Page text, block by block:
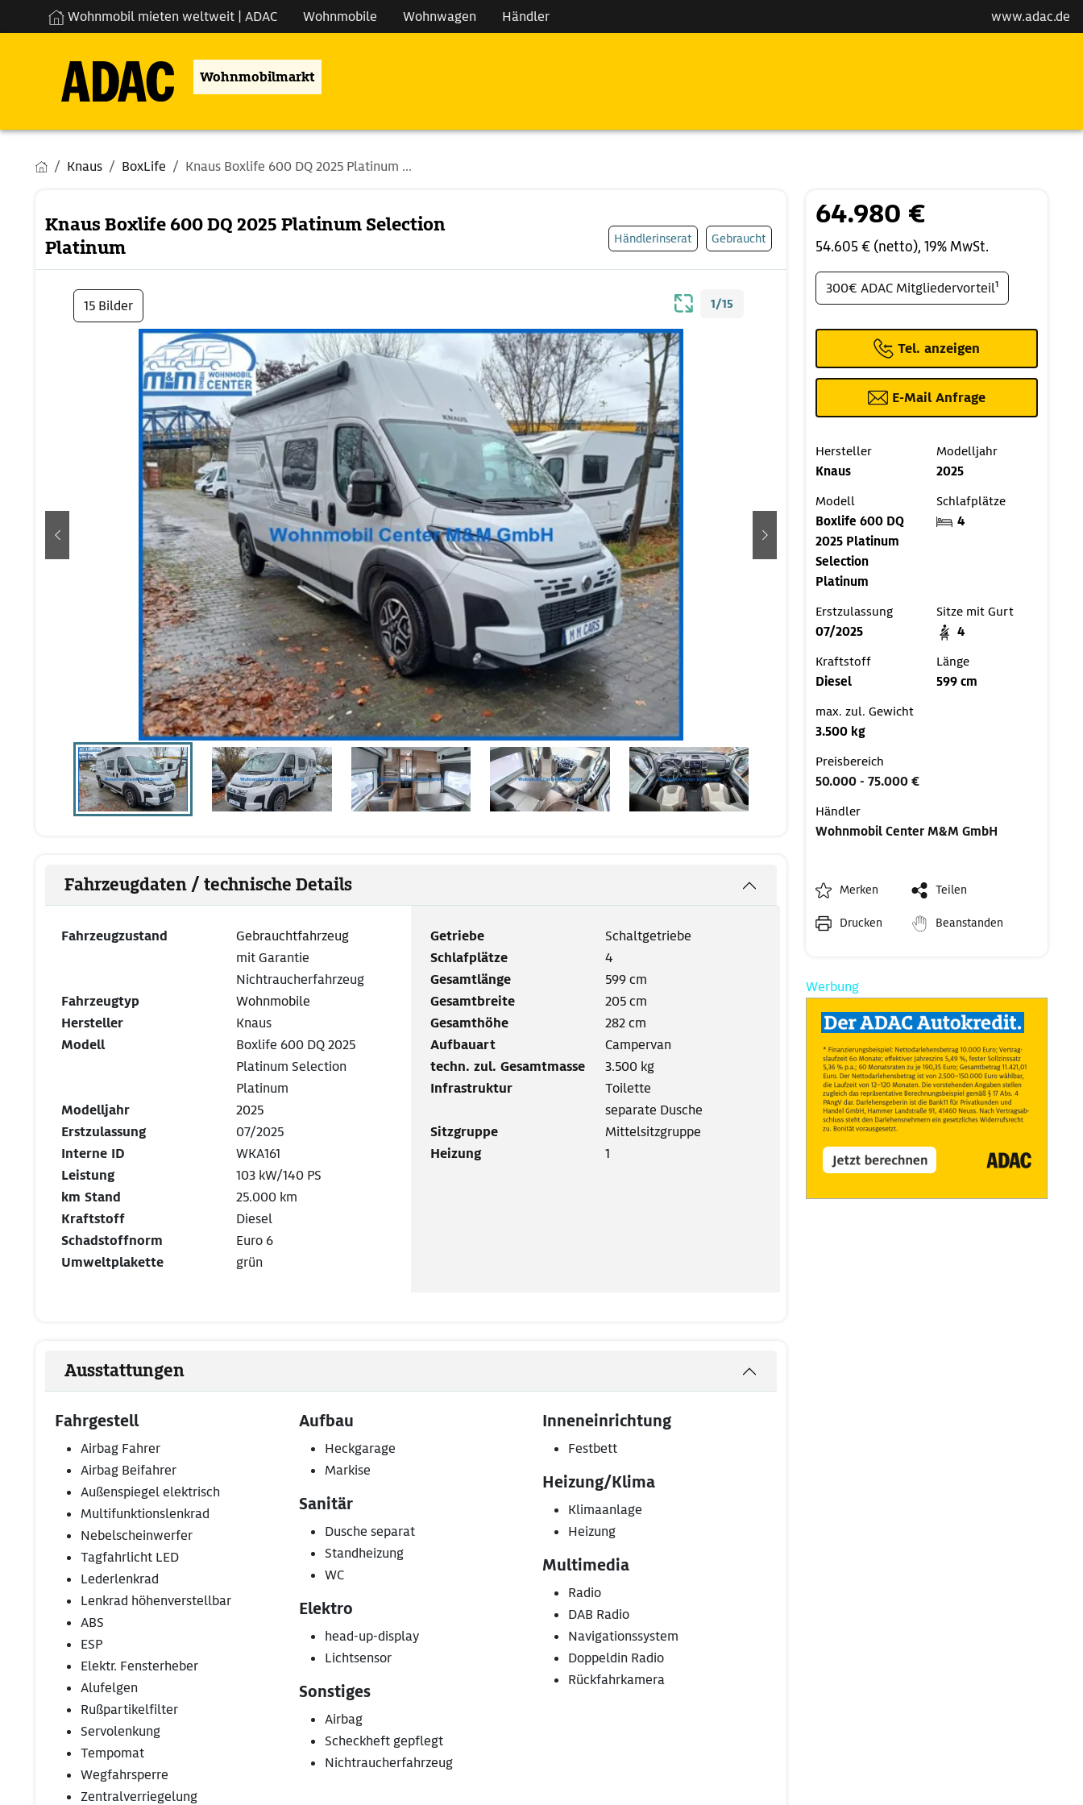
Wohnmobil mieten weltweit | ADAC Wohnmobile Wohnwagen Händler www.adac.de
Wohnmobilmarkt
Knaus BoxLife Knaus Boxlife 600 DQ 2025 Platinum ...
Knaus Boxlife 600 DQ 2025 Platinum Selection
Platinum
Händlerinserat Gebraucht
15 Bilder 1/15
zurück weiter
Fahrzeugdaten / technische Details
Fahrzeugzustand
Gebrauchtfahrzeug
mit Garantie
Nichtraucherfahrzeug
Fahrzeugtyp
Wohnmobile
Hersteller
Knaus
Modell
Boxlife 600 DQ 2025
Platinum Selection
Platinum
Modelljahr
2025
Erstzulassung
07/2025
Interne ID
WKA161
Leistung
103 kW/140 PS
km Stand
25.000 km
Kraftstoff
Diesel
Schadstoffnorm
Euro 6
Umweltplakette
grün
Getriebe
Schaltgetriebe
Schlafplätze
4
Gesamtlänge
599 cm
Gesamtbreite
205 cm
Gesamthöhe
282 cm
Aufbauart
Campervan
techn. zul. Gesamtmasse
3.500 kg
Infrastruktur
Toilette
separate Dusche
Sitzgruppe
Mittelsitzgruppe
Heizung
1
Ausstattungen
Fahrgestell
Airbag Fahrer
Airbag Beifahrer
Außenspiegel elektrisch
Multifunktionslenkrad
Nebelscheinwerfer
Tagfahrlicht LED
Lederlenkrad
Lenkrad höhenverstellbar
ABS
ESP
Elektr. Fensterheber
Alufelgen
Rußpartikelfilter
Servolenkung
Tempomat
Wegfahrsperre
Zentralverriegelung
Aufbau
Heckgarage
Markise
Inneneinrichtung
Festbett
Heizung/Klima
Klimaanlage
Heizung
Sanitär
Dusche separat
Standheizung
WC
Multimedia
Radio
DAB Radio
Navigationssystem
Doppeldin Radio
Rückfahrkamera
Elektro
head-up-display
Lichtsensor
Sonstiges
Airbag
Scheckheft gepflegt
Nichtraucherfahrzeug
64.980 €
54.605 € (netto), 19% MwSt.
300€ ADAC Mitgliedervorteil¹
Tel. anzeigen
E-Mail Anfrage
Hersteller
Knaus
Modelljahr
2025
Modell
Boxlife 600 DQ
2025 Platinum
Selection
Platinum
Schlafplätze
4
Erstzulassung
07/2025
Sitze mit Gurt
4
Kraftstoff
Diesel
Länge
599 cm
max. zul. Gewicht
3.500 kg
Preisbereich
50.000 - 75.000 €
Händler
Wohnmobil Center M&M GmbH
Merken Teilen
Drucken Beanstanden
Werbung